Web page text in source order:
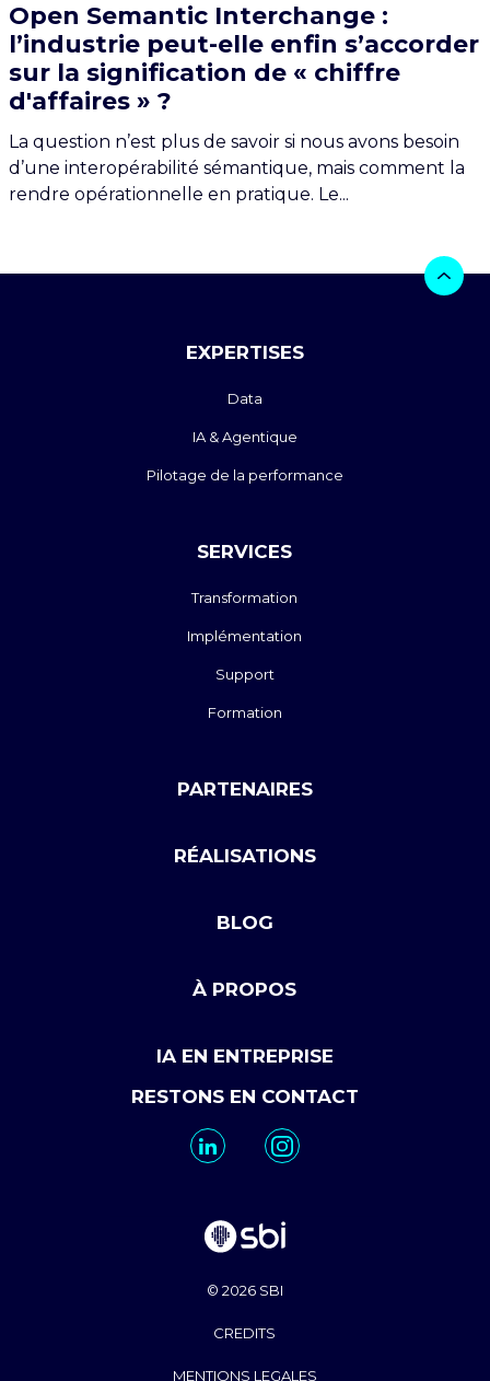
Open Semantic Interchange :
l’industrie peut-elle enfin s’accorder
sur la signification de « chiffre
d'affaires » ?
La question n’est plus de savoir si nous avons besoin
d’une interopérabilité sémantique, mais comment la
rendre opérationnelle en pratique. Le...
EXPERTISES
Data
IA & Agentique
Pilotage de la performance
SERVICES
Transformation
Implémentation
Support
Formation
PARTENAIRES
RÉALISATIONS
BLOG
À PROPOS
IA EN ENTREPRISE
RESTONS EN CONTACT
© 2026 SBI
CREDITS
MENTIONS LEGALES